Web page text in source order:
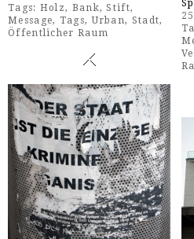
Tags: Holz, Bank,Stift,
Message, Tags,Urban, Stadt,
Öffentlicher Raum